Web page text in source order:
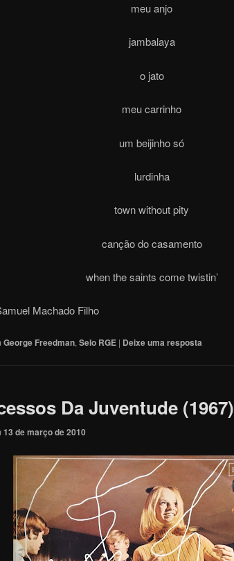
meu anjo
jambalaya
o jato
meu carrinho
um beijinho só
lurdinha
town without pity
canção do casamento
when the saints come twistin’
Machado Filho
George Freedman, Selo RGE | Deixe uma resposta
Da Juventude (1967)
13 de março de 2010